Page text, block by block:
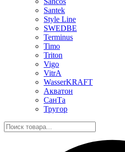
Santek
Style Line
SWEDBE
Terminus
Timo
Triton
Vigo
VitrA
WasserKRAFT
Акватон
СанТа
Тругор